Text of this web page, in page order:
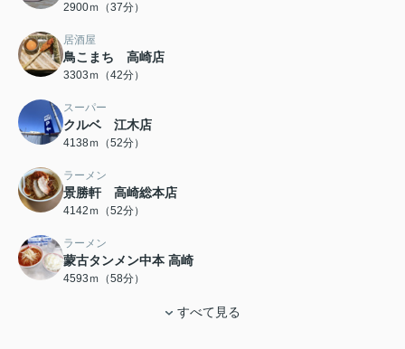
2900ｍ（37分）
居酒屋
鳥こまち 高崎店
3303ｍ（42分）
スーパー
クルベ 江木店
4138ｍ（52分）
ラーメン
景勝軒 高崎総本店
4142ｍ（52分）
ラーメン
蒙古タンメン中本 高崎
4593ｍ（58分）
すべて見る